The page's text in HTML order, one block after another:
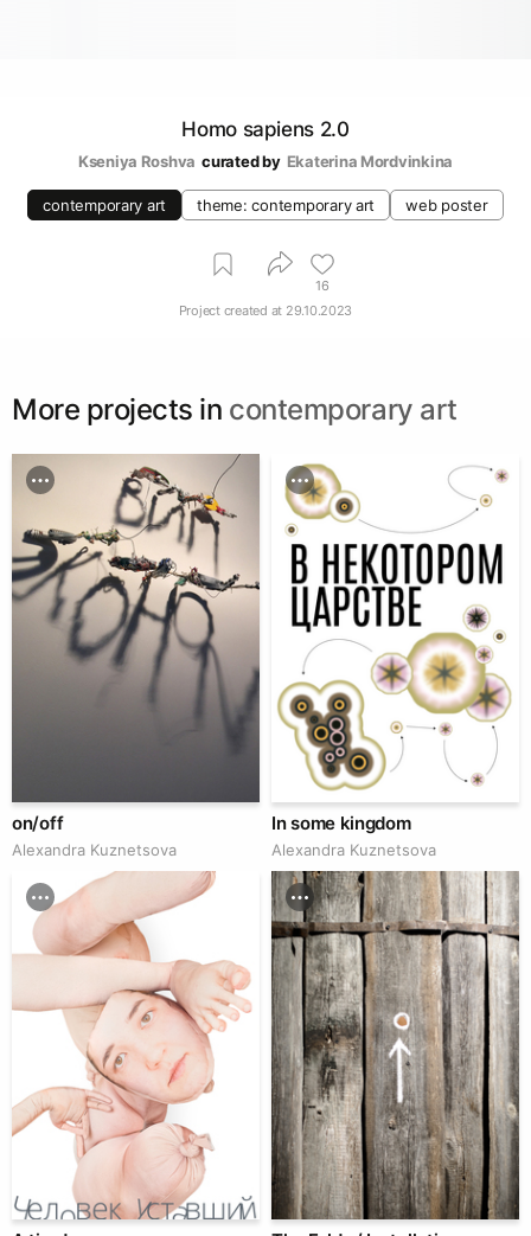
Homo sapiens 2.0
Kseniya Roshva curated by Ekaterina Mordvinkina
contemporary art theme: contemporary art web poster
16
Project created at 29.10.2023
More projects in contemporary art
on/off
Alexandra Kuznetsova
In some kingdom
Alexandra Kuznetsova